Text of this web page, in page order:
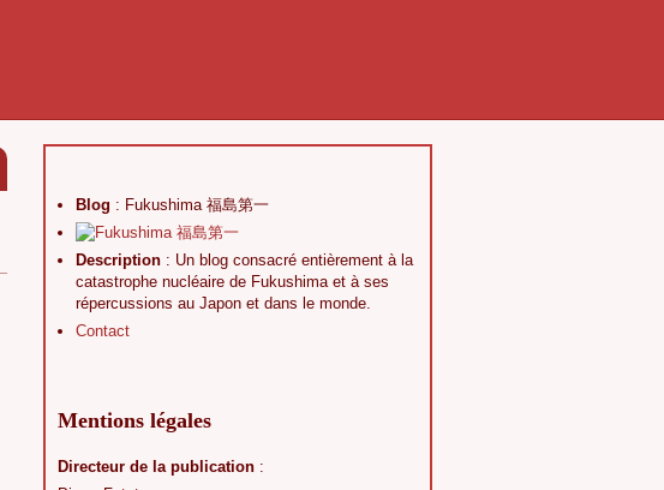
Blog : Fukushima 福島第一
Description : Un blog consacré entièrement à la
catastrophe nucléaire de Fukushima et à ses
répercussions au Japon et dans le monde.
Contact
Mentions légales
Directeur de la publication :